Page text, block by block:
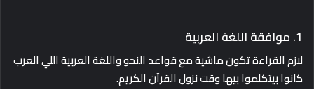
1. موافقة اللغة العربية
لازم القراءة تكون ماشية مع قواعد النحو واللغة العربية اللي العرب
كانوا بيتكلموا بيها وقت نزول القرآن الكريم.